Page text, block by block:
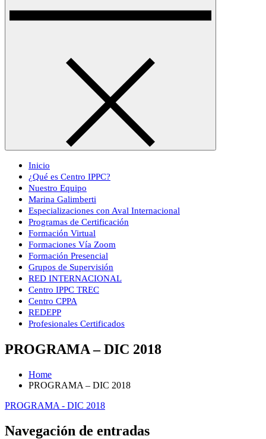
Inicio
¿Qué es Centro IPPC?
Nuestro Equipo
Marina Galimberti
Especializaciones con Aval Internacional
Programas de Certificación
Formación Virtual
Formaciones Vía Zoom
Formación Presencial
Grupos de Supervisión
RED INTERNACIONAL
Centro IPPC TREC
Centro CPPA
REDEPP
Profesionales Certificados
PROGRAMA – DIC 2018
Home
PROGRAMA – DIC 2018
PROGRAMA - DIC 2018
Navegación de entradas